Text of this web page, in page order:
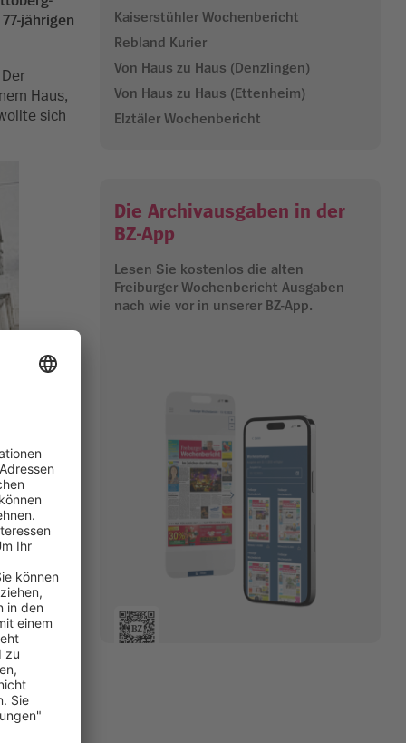
jährigen
Haus,
sich
ein.
Kaiserstühler Wochenbericht
Rebland Kurier
Von Haus zu Haus (Denzlingen)
Von Haus zu Haus (Ettenheim)
Elztäler Wochenbericht
Die Archivausgaben in der
BZ-App
Lesen Sie kostenlos die alten
Freiburger Wochenbericht Ausgaben
nach wie vor in unserer BZ-App.